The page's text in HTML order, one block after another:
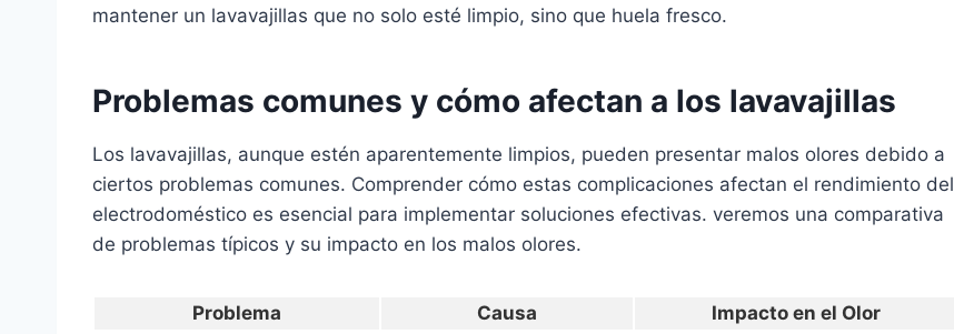
mantener un lavavajillas que no solo esté limpio, sino que huela fresco.
Problemas comunes y cómo afectan a los lavavajillas
Los lavavajillas, aunque estén aparentemente limpios, pueden presentar malos olores debido a
ciertos problemas comunes. Comprender cómo estas complicaciones afectan el rendimiento del
electrodoméstico es esencial para implementar soluciones efectivas. veremos una comparativa
de problemas típicos y su impacto en los malos olores.
Problema Causa Impacto en el Olor